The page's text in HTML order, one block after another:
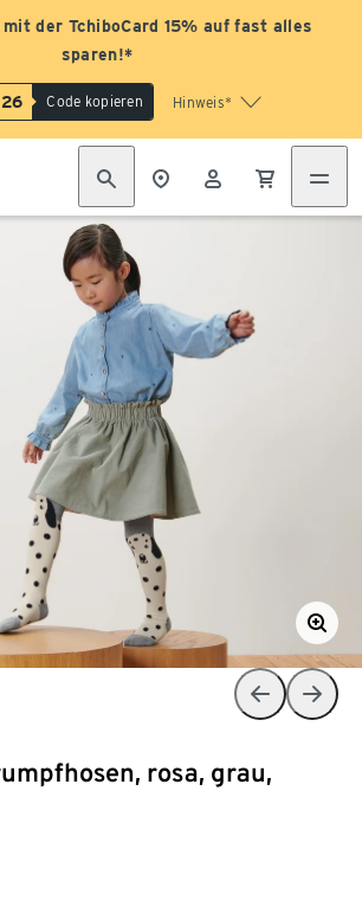
der TchiboCard 15% auf fast alles
sparen!*
Code kopieren Hinweis*
rosa, grau,